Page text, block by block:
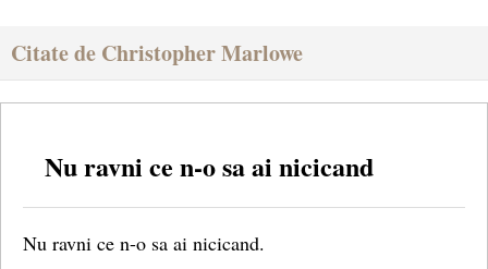
Citate de Christopher Marlowe
Nu ravni ce n-o sa ai nicicand
Nu ravni ce n-o sa ai nicicand.